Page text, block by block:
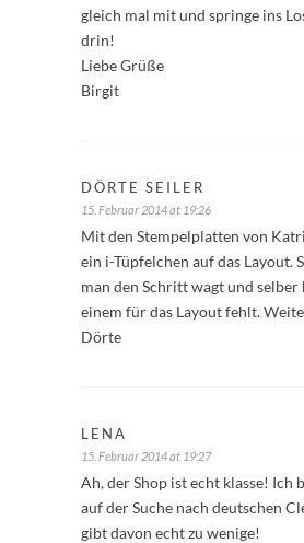
gleich mal mit und springe ins
drin!
Liebe Grüße
Birgit
DÖRTE SEILER
15. Februar 2014 at 19:26
Mit den Stempelplatten von
ein i-Tüpfelchen auf das Layout.
man den Schritt wagt und selber
einem für das Layout fehlt.
Dörte
LENA
15. Februar 2014 at 19:27
Ah, der Shop ist echt klasse! Ich
auf der Suche nach deutschen
gibt davon echt zu wenige!